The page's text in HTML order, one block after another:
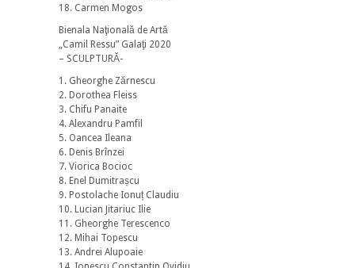
18. Carmen Mogos
Bienala Naţională de Artă
„Camil Ressu” Galaţi 2020
– SCULPTURĂ-
1. Gheorghe Zărnescu
2. Dorothea Fleiss
3. Chifu Panaite
4. Alexandru Pamfil
5. Oancea Ileana
6. Denis Brînzei
7. Viorica Bocioc
8. Enel Dumitrașcu
9. Postolache Ionuț Claudiu
10. Lucian Jitariuc Ilie
11. Gheorghe Terescenco
12. Mihai Topescu
13. Andrei Alupoaie